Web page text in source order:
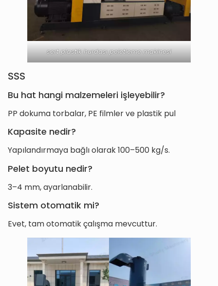
sert plastik hurdası peletleme makinesi
SSS
Bu hat hangi malzemeleri işleyebilir?
PP dokuma torbalar, PE filmler ve plastik pul
Kapasite nedir?
Yapılandırmaya bağlı olarak 100–500 kg/s.
Pelet boyutu nedir?
3–4 mm, ayarlanabilir.
Sistem otomatik mi?
Evet, tam otomatik çalışma mevcuttur.